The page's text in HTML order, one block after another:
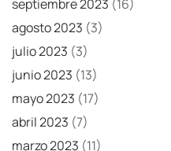
septiembre 2023 (16)
agosto 2023 (3)
julio 2023 (3)
junio 2023 (13)
mayo 2023 (17)
abril 2023 (7)
marzo 2023 (11)